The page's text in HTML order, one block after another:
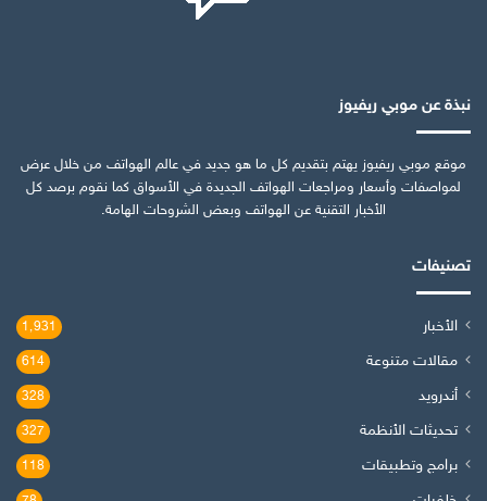
نبذة عن موبي ريفيوز
موقع موبي ريفيوز يهتم بتقديم كل ما هو جديد في عالم الهواتف من خلال عرض
لمواصفات وأسعار ومراجعات الهواتف الجديدة في الأسواق كما نقوم برصد كل
الأخبار التقنية عن الهواتف وبعض الشروحات الهامة.
تصنيفات
الأخبار 1٬931
مقالات متنوعة 614
أندرويد 328
تحديثات الأنظمة 327
برامج وتطبيقات 118